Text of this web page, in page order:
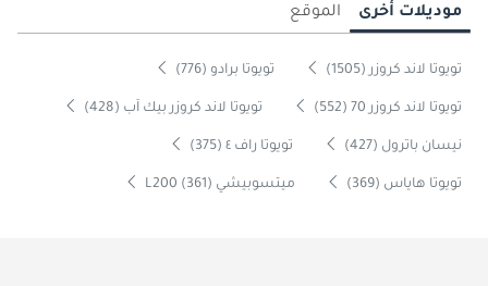
موديلات أخرى الموقع
تويوتا لاند كروزر (1505) تويوتا برادو (776)
تويوتا لاند كروزر 70 (552) تويوتا لاند كروزر بيك آب (428)
نيسان باترول (427) تويوتا راف ٤ (375)
تويوتا هاياس (369) ميتسوبيشي L200 (361)